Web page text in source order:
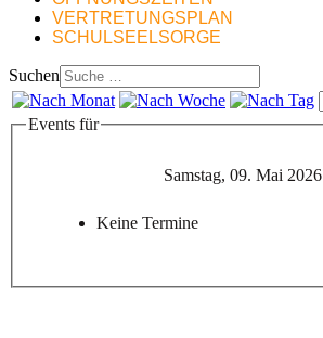
VERTRETUNGSPLAN
SCHULSEELSORGE
Suchen
Events für
Samstag, 09. Mai 2026
Keine Termine